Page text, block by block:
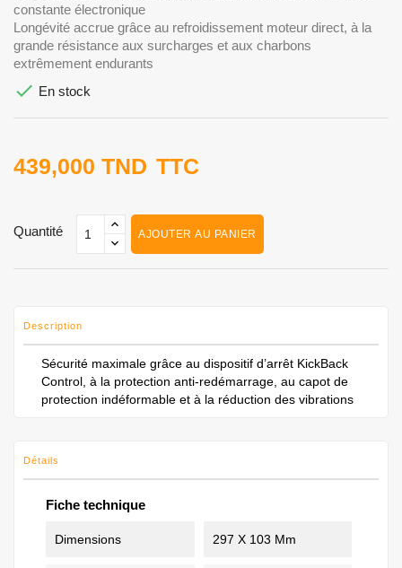
constante électronique
Longévité accrue grâce au refroidissement moteur direct, à la
grande résistance aux surcharges et aux charbons
extrêmement endurants
 En stock
439,000 TND TTC
Quantité AJOUTER AU PANIER
Description
Sécurité maximale grâce au dispositif d’arrêt KickBack
Control, à la protection anti-redémarrage, au capot de
protection indéformable et à la réduction des vibrations
Détails
Fiche technique
Dimensions 297 X 103 Mm